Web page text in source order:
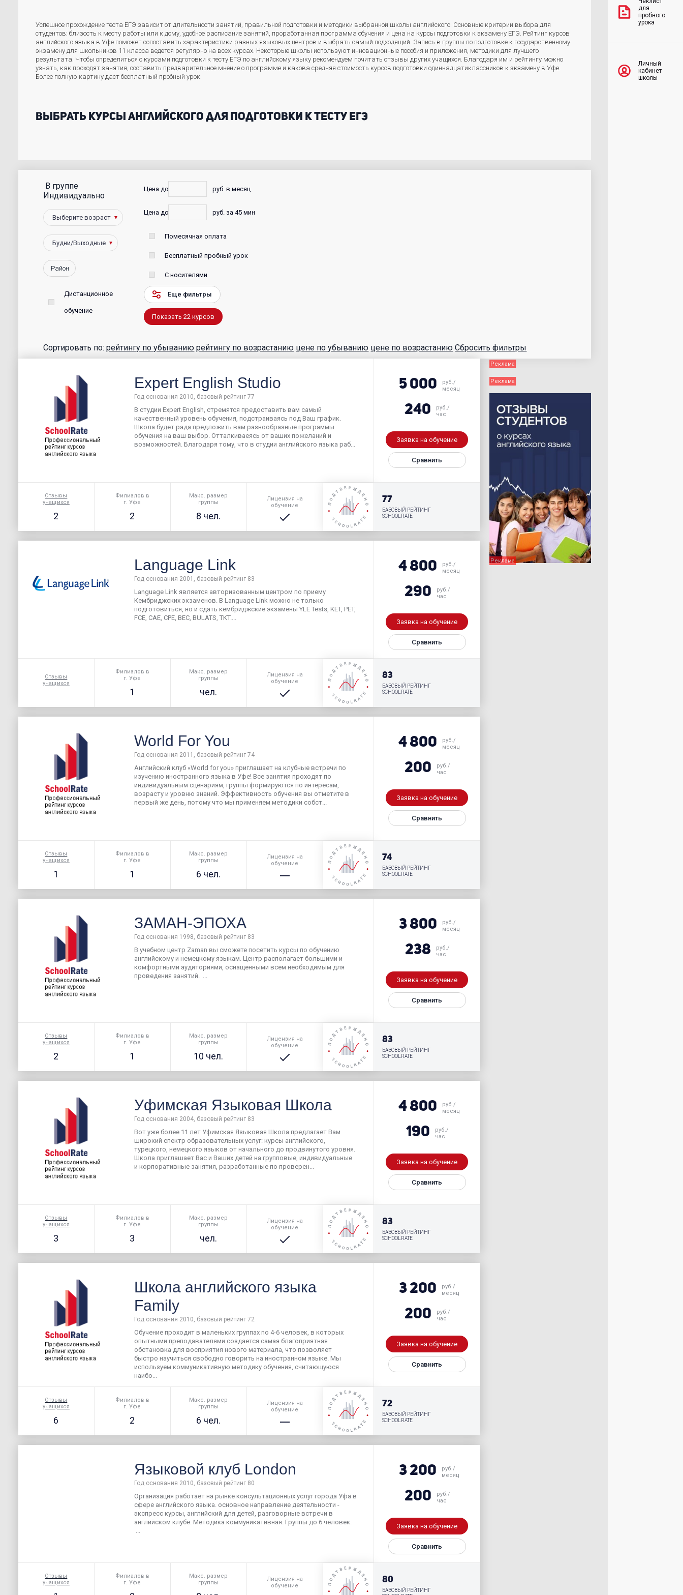
Успешное прохождение теста ЕГЭ зависит от длительности занятий, правильной подготовки и методики выбранной школы английского. Основные критерии выбора для
студентов: близость к месту работы или к дому, удобное расписание занятий, проработанная программа обучения и цена на курсы подготовки к экзамену ЕГЭ. Рейтинг курсов
английского языка в Уфе поможет сопоставить характеристики разных языковых центров и выбрать самый подходящий. Запись в группы по подготовке к государственному
экзамену для школьников 11 класса ведется регулярно на всех курсах. Некоторые школы используют инновационные пособия и приложения, методики для лучшего
результата. Чтобы определиться с курсами подготовки к тесту ЕГЭ по английскому языку рекомендуем почитать отзывы других учащихся. Благодаря им и рейтингу можно
узнать, как проходят занятия, составить предварительное мнение о программе и какова средняя стоимость курсов подготовки одиннадцатиклассников к экзамену в Уфе.
Более полную картину даст бесплатный пробный урок.
Выбрать курсы английского для подготовки к тесту ЕГЭ
В группе
Индивидуально
Район
Дистанционное
обучение
Цена до руб. в месяц
Цена до руб. за 45 мин
Помесячная оплата
Бесплатный пробный урок
С носителями
Еще фильтры
Показать 22 курсов
С
Победители
Сортировать по:рейтингу по убыванию рейтингу по возрастанию цене по убыванию цене по возрастанию Сбросить фильтры
Expert English Studio
Год основания 2010, базовый рейтинг 77
В студии Expert English, стремятся предоставить вам самый
качественный уровень обучения, подстраиваясь под Ваш график.
Школа будет рада предложить вам разнообразные программы
обучения на ваш выбор. Отталкиваеясь от ваших пожеланий и
возможностей. Благодаря тому, что в студии английского языка раб...
Отзывы
учащихся
2
Филиалов в
г. Уфе
2
Макс. размер
группы
8 чел.
Лицензия на
обучение
5 000
руб./
месяц
240
руб./
час
Заявка на обучение
Сравнить
77
БАЗОВЫЙ РЕЙТИНГ
SCHOOLRATE
Language Link
Год основания 2001, базовый рейтинг 83
Language Link является авторизованным центром по приему
Кембриджских экзаменов. В Language Link можно не только
подготовиться, но и сдать кембриджские экзамены YLE Tests, KET, PET,
FCE, CAE, CPE, BEC, BULATS, TKT....
Отзывы
учащихся
Филиалов в
г. Уфе
1
Макс. размер
группы
чел.
Лицензия на
обучение
4 800
руб./
месяц
290
руб./
час
Заявка на обучение
Сравнить
83
БАЗОВЫЙ РЕЙТИНГ
SCHOOLRATE
World For You
Год основания 2011, базовый рейтинг 74
Английский клуб «World for you» приглашает на клубные встречи по
изучению иностранного языка в Уфе! Все занятия проходят по
индивидуальным сценариям, группы формируются по интересам,
возрасту и уровню знаний. Эффективность обучения вы отметите в
первый же день, потому что мы применяем методики собст...
Отзывы
учащихся
1
Филиалов в
г. Уфе
1
Макс. размер
группы
6 чел.
Лицензия на
обучение
4 800
руб./
месяц
200
руб./
час
Заявка на обучение
Сравнить
74
БАЗОВЫЙ РЕЙТИНГ
SCHOOLRATE
ЗАМАН-ЭПОХА
Год основания 1998, базовый рейтинг 83
В учебном центр Zaman вы сможете посетить курсы по обучению
английскому и немецкому языкам. Центр располагает большими и
комфортными аудиториями, оснащенными всем необходимым для
проведения занятий. ...
Отзывы
учащихся
2
Филиалов в
г. Уфе
1
Макс. размер
группы
10 чел.
Лицензия на
обучение
3 800
руб./
месяц
238
руб./
час
Заявка на обучение
Сравнить
83
БАЗОВЫЙ РЕЙТИНГ
SCHOOLRATE
Уфимская Языковая Школа
Год основания 2004, базовый рейтинг 83
Вот уже более 11 лет Уфимская Языковая Школа предлагает Вам
широкий спектр образовательных услуг: курсы английского,
турецкого, немецкого языков от начального до продвинутого уровня.
Школа приглашает Вас и Ваших детей на групповые, индивидуальные
и корпоративные занятия, разработанные по проверен...
Отзывы
учащихся
3
Филиалов в
г. Уфе
3
Макс. размер
группы
чел.
Лицензия на
обучение
4 800
руб./
месяц
190
руб./
час
Заявка на обучение
Сравнить
83
БАЗОВЫЙ РЕЙТИНГ
SCHOOLRATE
Школа английского языка
Family
Год основания 2010, базовый рейтинг 72
Обучение проходит в маленьких группах по 4-6 человек, в которых
опытными преподавателями создается самая благоприятная
обстановка для восприятия нового материала, что позволяет
быстро научиться свободно говорить на иностранном языке. Мы
используем коммуникативную методику обучения, считающуюся
наибо...
Отзывы
учащихся
6
Филиалов в
г. Уфе
2
Макс. размер
группы
6 чел.
Лицензия на
обучение
3 200
руб./
месяц
200
руб./
час
Заявка на обучение
Сравнить
72
БАЗОВЫЙ РЕЙТИНГ
SCHOOLRATE
Языковой клуб London
Год основания 2010, базовый рейтинг 80
Организация работает на рынке консультационных услуг города Уфа в
сфере английского языка. основное направление деятельности -
экспресс курсы, английский для детей, разговорные встречи в
английском клубе. Методика коммуникативная. Группы до 6 человек.
Отзывы
учащихся
Филиалов в
г. Уфе
Макс. размер
группы
Лицензия на
обучение
3 200
руб./
месяц
200
руб./
час
Заявка на обучение
Сравнить
80
БАЗОВЫЙ РЕЙТИНГ
для
пробного
урока
Личный
кабинет
школы